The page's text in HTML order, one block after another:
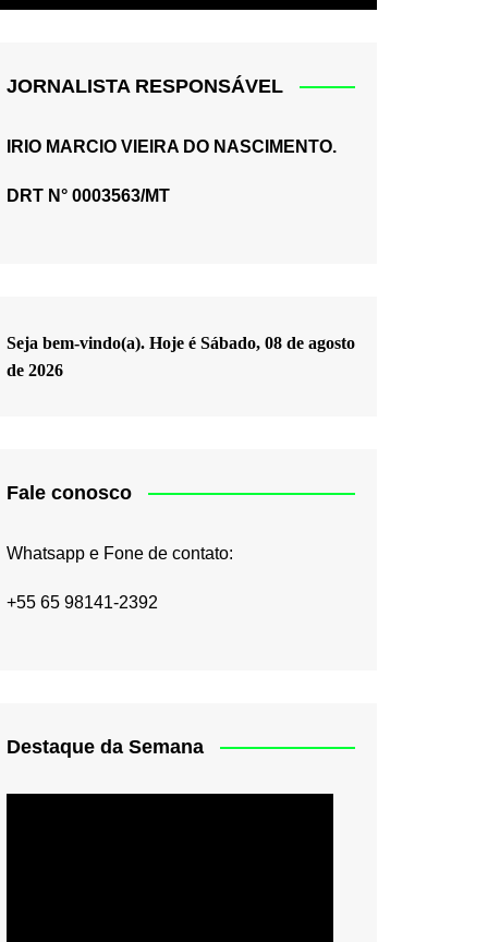
JORNALISTA RESPONSÁVEL
IRIO MARCIO VIEIRA DO NASCIMENTO.
DRT N° 0003563/MT
Seja bem-vindo(a). Hoje é Sábado, 08 de agosto
de 2026
Fale conosco
Whatsapp e Fone de contato:
+55 65 98141-2392
Destaque da Semana